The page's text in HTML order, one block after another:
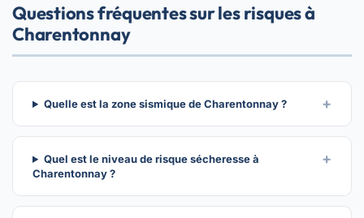
Questions fréquentes sur les risques à
Charentonnay
Quelle est la zone sismique de Charentonnay ?
Quel est le niveau de risque sécheresse à
Charentonnay ?